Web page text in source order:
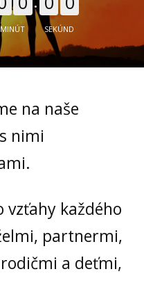
MINÚT SEKÚND
na naše
nimi
vzťahy každého
partnermi,
a deťmi,